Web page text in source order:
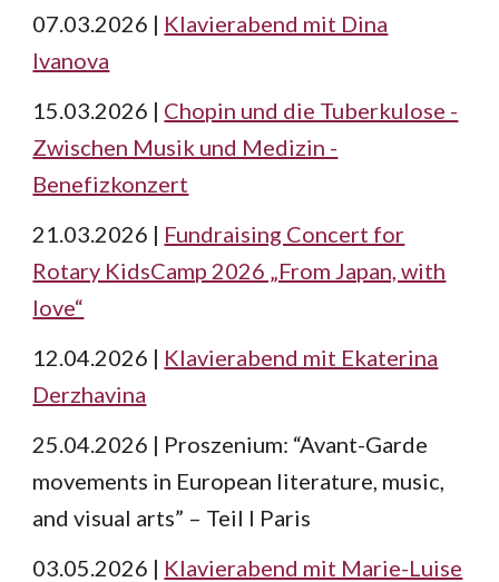
07.03.2026 | Klavierabend mit Dina
Ivanova
15.03.2026 | Chopin und die Tuberkulose -
Zwischen Musik und Medizin -
Benefizkonzert
21.03.2026 | Fundraising Concert for
Rotary KidsCamp 2026 „From Japan, with
love“
12.04.2026 | Klavierabend mit Ekaterina
Derzhavina
25.04.2026 | Proszenium: “Avant-Garde
movements in European literature, music,
and visual arts” – Teil I Paris
03.05.2026 | Klavierabend mit Marie-Luise